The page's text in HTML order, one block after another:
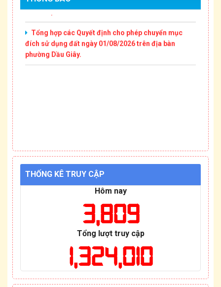
Tổng hợp các Quyết định cho phép chuyển mục
đích sử dụng đất ngày 01/08/2026 trên địa bàn
phường Dầu Giây.
THỐNG KÊ TRUY CẬP
Hôm nay
3,809
Tổng lượt truy cập
1,324,010